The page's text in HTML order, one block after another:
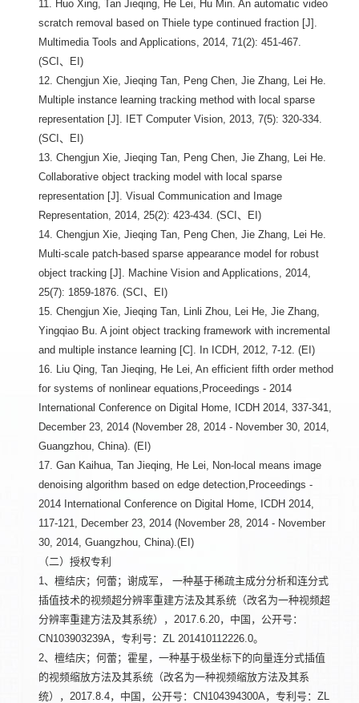
11. Huo Xing, Tan Jieqing, He Lei, Hu Min. An automatic video
scratch removal based on Thiele type continued fraction [J].
Multimedia Tools and Applications, 2014, 71(2): 451-467.
(SCI、EI)
12. Chengjun Xie, Jieqing Tan, Peng Chen, Jie Zhang, Lei He.
Multiple instance learning tracking method with local sparse
representation [J]. IET Computer Vision, 2013, 7(5): 320-334.
(SCI、EI)
13. Chengjun Xie, Jieqing Tan, Peng Chen, Jie Zhang, Lei He.
Collaborative object tracking model with local sparse
representation [J]. Visual Communication and Image
Representation, 2014, 25(2): 423-434. (SCI、EI)
14. Chengjun Xie, Jieqing Tan, Peng Chen, Jie Zhang, Lei He.
Multi-scale patch-based sparse appearance model for robust
object tracking [J]. Machine Vision and Applications, 2014,
25(7): 1859-1876. (SCI、EI)
15. Chengjun Xie, Jieqing Tan, Linli Zhou, Lei He, Jie Zhang,
Yingqiao Bu. A joint object tracking framework with incremental
and multiple instance learning [C]. In ICDH, 2012, 7-12. (EI)
16. Liu Qing, Tan Jieqing, He Lei, An efficient fifth order method
for systems of nonlinear equations,Proceedings - 2014
International Conference on Digital Home, ICDH 2014, 337-341,
December 23, 2014 (November 28, 2014 - November 30, 2014,
Guangzhou, China). (EI)
17. Gan Kaihua, Tan Jieqing, He Lei, Non-local means image
denoising algorithm based on edge detection,Proceedings -
2014 International Conference on Digital Home, ICDH 2014,
117-121, December 23, 2014 (November 28, 2014 - November
30, 2014, Guangzhou, China).(EI)
（二）授权专利
1、檀结庆；何蕾；谢成军， 一种基于稀疏主成分分析和连分式
插值技术的视频超分辨率重建方法及其系统（改名为一种视频超
分辨率重建方法及其系统），2017.6.20，中国，公开号：
CN103903239A，专利号：ZL 201410112226.0。
2、檀结庆；何蕾；霍星，一种基于极坐标下的向量连分式插值
的视频缩放方法及其系统（改名为一种视频缩放方法及其系
统），2017.8.4，中国，公开号：CN104394300A，专利号：ZL